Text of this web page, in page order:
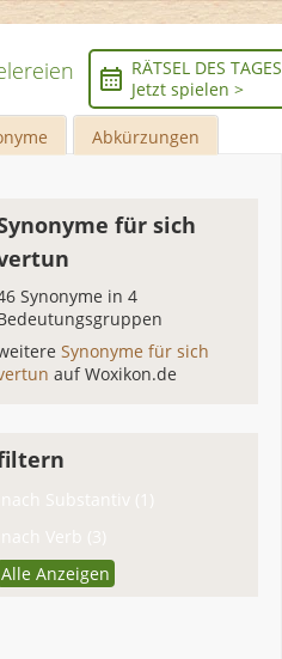
RÄTSEL DES TAGES
Jetzt spielen >
Abkürzungen
für sich
Synonyme in 4
Synonyme für sich
auf Woxikon.de
nach Substantiv (1)
nach Verb (3)
Alle Anzeigen